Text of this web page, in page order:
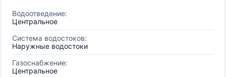
Водоотведение:
Центральное
Система водостоков:
Наружные водостоки
Газоснабжение:
Центральное